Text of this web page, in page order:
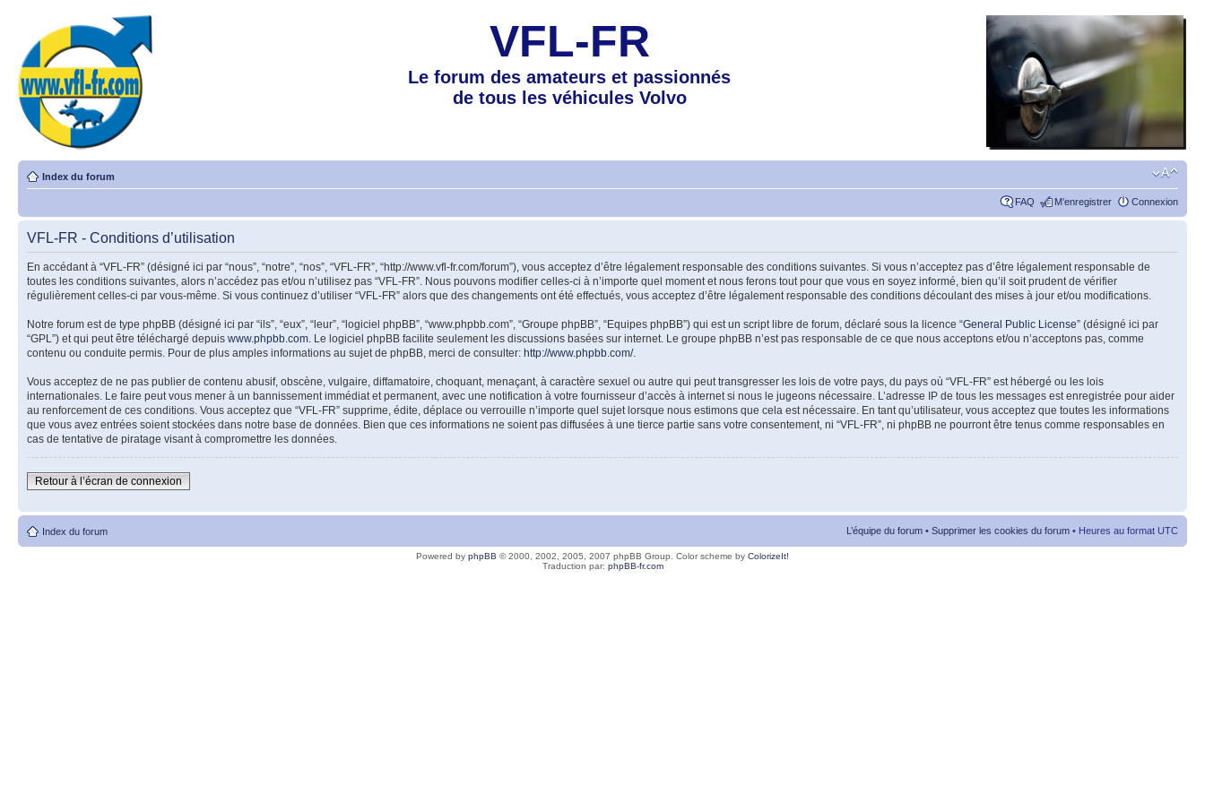
VFL-FR
Le forum des amateurs et passionnés
de tous les véhicules Volvo
Index du forum
FAQ M’enregistrer Connexion
VFL-FR - Conditions d’utilisation
En accédant à “VFL-FR” (désigné ici par “nous”, “notre”, “nos”, “VFL-FR”, “http://www.vfl-fr.com/forum”), vous acceptez d’être légalement responsable des conditions suivantes. Si vous n’acceptez pas d’être légalement responsable de
toutes les conditions suivantes, alors n’accédez pas et/ou n’utilisez pas “VFL-FR”. Nous pouvons modifier celles-ci à n’importe quel moment et nous ferons tout pour que vous en soyez informé, bien qu’il soit prudent de vérifier
régulièrement celles-ci par vous-même. Si vous continuez d’utiliser “VFL-FR” alors que des changements ont été effectués, vous acceptez d’être légalement responsable des conditions découlant des mises à jour et/ou modifications.
Notre forum est de type phpBB (désigné ici par “ils”, “eux”, “leur”, “logiciel phpBB”, “www.phpbb.com”, “Groupe phpBB”, “Equipes phpBB”) qui est un script libre de forum, déclaré sous la licence “General Public License” (désigné ici par
“GPL”) et qui peut être téléchargé depuis www.phpbb.com. Le logiciel phpBB facilite seulement les discussions basées sur internet. Le groupe phpBB n’est pas responsable de ce que nous acceptons et/ou n’acceptons pas, comme
contenu ou conduite permis. Pour de plus amples informations au sujet de phpBB, merci de consulter: http://www.phpbb.com/.
Vous acceptez de ne pas publier de contenu abusif, obscène, vulgaire, diffamatoire, choquant, menaçant, à caractère sexuel ou autre qui peut transgresser les lois de votre pays, du pays où “VFL-FR” est hébergé ou les lois
internationales. Le faire peut vous mener à un bannissement immédiat et permanent, avec une notification à votre fournisseur d’accès à internet si nous le jugeons nécessaire. L’adresse IP de tous les messages est enregistrée pour aider
au renforcement de ces conditions. Vous acceptez que “VFL-FR” supprime, édite, déplace ou verrouille n’importe quel sujet lorsque nous estimons que cela est nécessaire. En tant qu’utilisateur, vous acceptez que toutes les informations
que vous avez entrées soient stockées dans notre base de données. Bien que ces informations ne soient pas diffusées à une tierce partie sans votre consentement, ni “VFL-FR”, ni phpBB ne pourront être tenus comme responsables en
cas de tentative de piratage visant à compromettre les données.
Retour à l’écran de connexion
Index du forum L’équipe du forum • Supprimer les cookies du forum • Heures au format UTC
Powered by phpBB © 2000, 2002, 2005, 2007 phpBB Group. Color scheme by ColorizeIt!
Traduction par: phpBB-fr.com